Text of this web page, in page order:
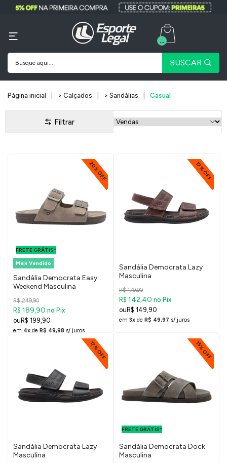
BUSCAR
...
Página inicial > Calçados > Sandálias Casual
Filtrar
20% OFF
FRETE GRÁTIS*
Mais Vendido
Sandália Democrata Easy
Weekend Masculina
R$ 249,90
R$ 189,90 no Pix
R$ 199,90
em 4x de R$ 49,98 s/ juros
17% OFF
Sandália Democrata Lazy
Masculina
R$ 179,90
R$ 142,40 no Pix
R$ 149,90
em 3x de R$ 49,97 s/ juros
17% OFF
Sandália Democrata Lazy
Masculina
15% OFF
FRETE GRÁTIS*
Sandália Democrata Dock
Masculina